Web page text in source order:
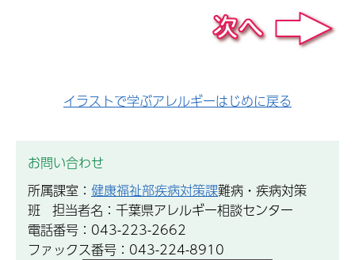
イラストで学ぶアレルギーはじめに戻る
お問い合わせ
所属課室： 健康福祉部疾病対策課難病・疾病対策
班 担当者名：千葉県アレルギー相談センター
電話番号：043-223-2662
ファックス番号：043-224-8910